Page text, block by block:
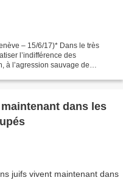
– 15/6/17)* Dans le très
l’indifférence des
à l’agression sauvage de
dans les